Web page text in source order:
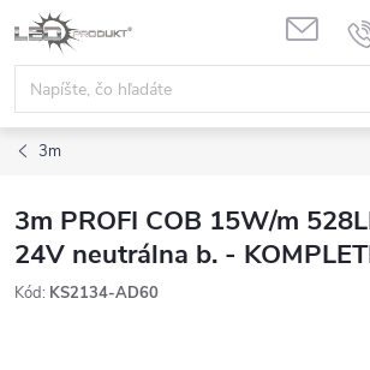
Prejsť
na
obsah
3m
3m PROFI COB 15W/m
24V neutrálna b. -
Kód: KS2134-AD60